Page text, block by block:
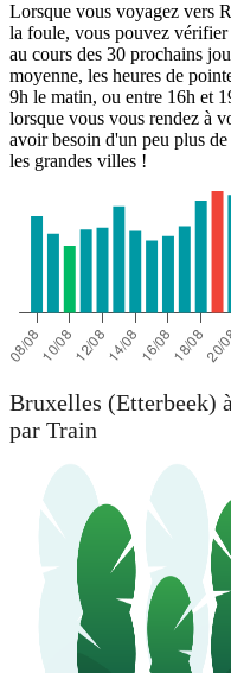
Lorsque vous voyagez vers
la foule, vous pouvez
au cours des 30 prochains
moyenne, les heures de
9h le matin, ou entre 16h et
lorsque vous vous rendez à
avoir besoin d'un peu plus
les grandes villes !
Bruxelles (Etterbeek)
par Train